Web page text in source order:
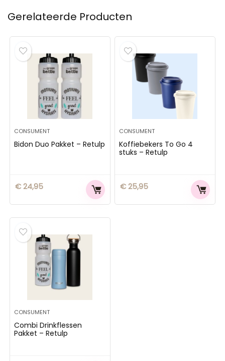
Gerelateerde Producten
CONSUMENT
Bidon Duo Pakket – Retulp
€24,95
CONSUMENT
Koffiebekers To Go 4
stuks – Retulp
€25,95
CONSUMENT
Combi Drinkflessen
Pakket – Retulp